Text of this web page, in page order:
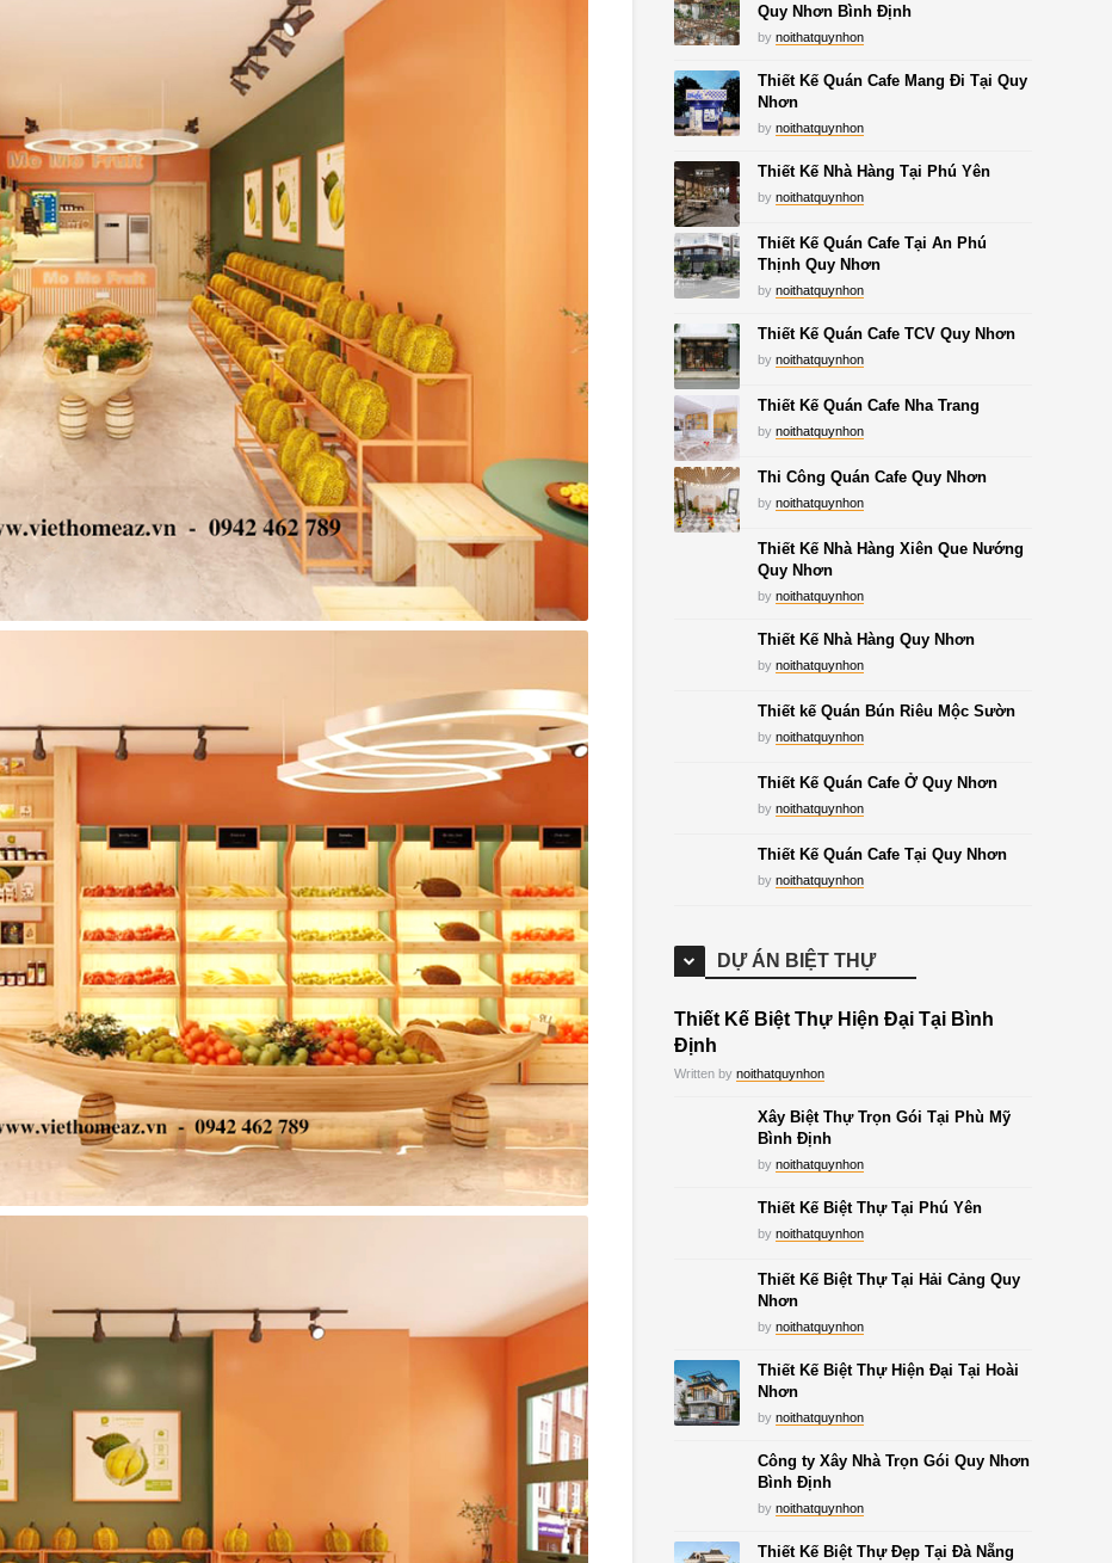
Quy Nhơn Bình Định
by noithatquynhon
Thiết Kế Quán Cafe Mang Đi Tại Quy
Nhơn
by noithatquynhon
Thiết Kế Nhà Hàng Tại Phú Yên
by noithatquynhon
Thiết Kế Quán Cafe Tại An Phú
Thịnh Quy Nhơn
by noithatquynhon
Thiết Kế Quán Cafe TCV Quy Nhơn
by noithatquynhon
Thiết Kế Quán Cafe Nha Trang
by noithatquynhon
Thi Công Quán Cafe Quy Nhơn
by noithatquynhon
Thiết Kế Nhà Hàng Xiên Que Nướng
Quy Nhơn
by noithatquynhon
Thiết Kế Nhà Hàng Quy Nhơn
by noithatquynhon
Thiết kế Quán Bún Riêu Mộc Sườn
by noithatquynhon
Thiết Kế Quán Cafe Ở Quy Nhơn
by noithatquynhon
Thiết Kế Quán Cafe Tại Quy Nhơn
by noithatquynhon
DỰ ÁN BIỆT THỰ
Thiết Kế Biệt Thự Hiện Đại Tại Bình
Định
Written by noithatquynhon
Xây Biệt Thự Trọn Gói Tại Phù Mỹ
Bình Định
by noithatquynhon
Thiết Kế Biệt Thự Tại Phú Yên
by noithatquynhon
Thiết Kế Biệt Thự Tại Hải Cảng Quy
Nhơn
by noithatquynhon
Thiết Kế Biệt Thự Hiện Đại Tại Hoài
Nhơn
by noithatquynhon
Công ty Xây Nhà Trọn Gói Quy Nhơn
Bình Định
by noithatquynhon
Thiết Kế Biệt Thự Đẹp Tại Đà Nẵng